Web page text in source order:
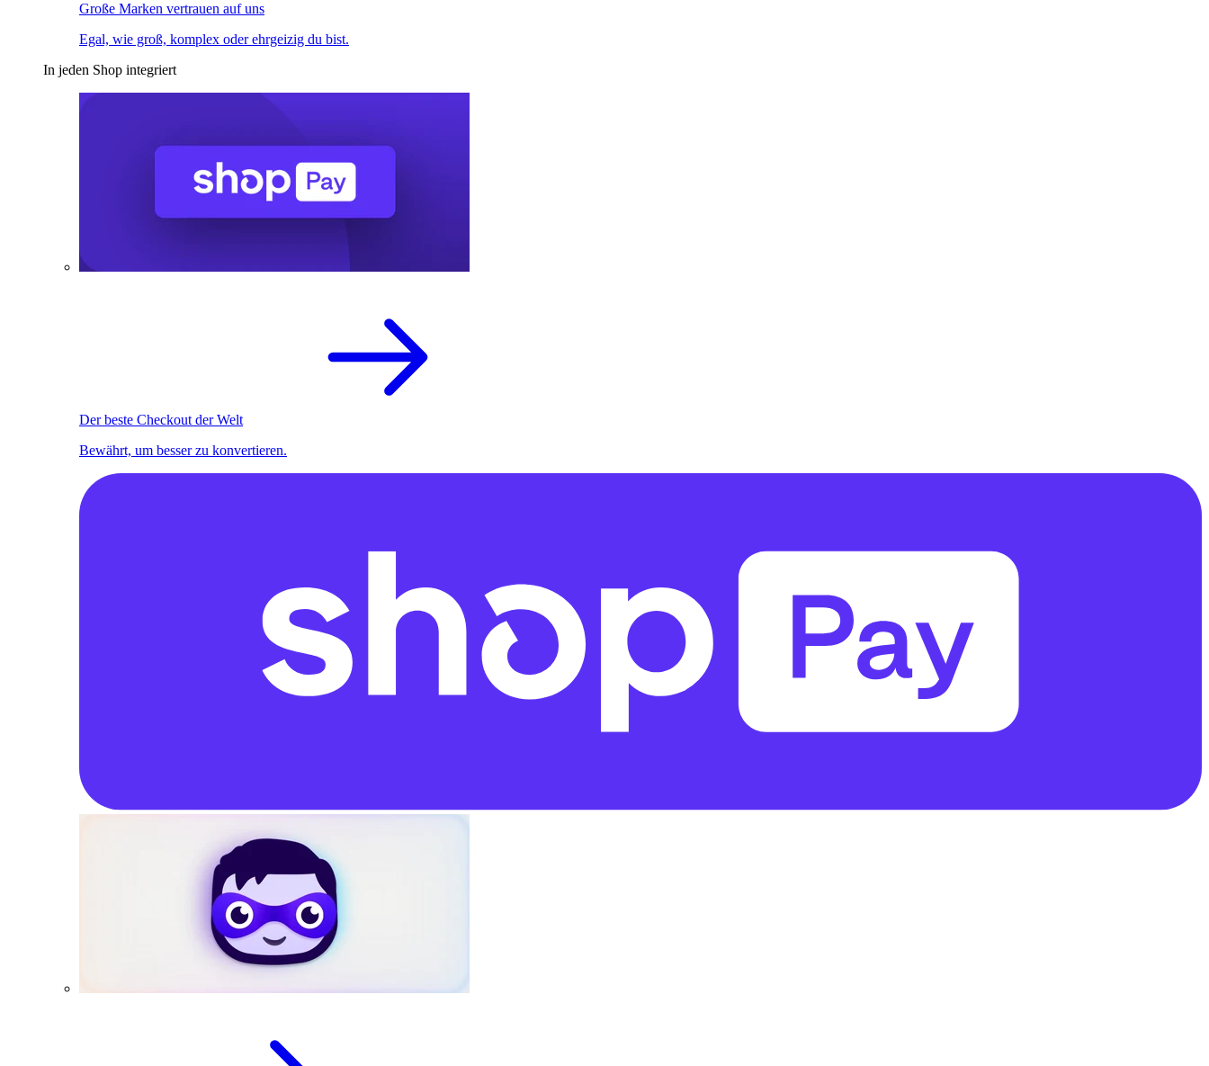
Große Marken vertrauen auf uns
Egal, wie groß, komplex oder ehrgeizig du bist.
In jeden Shop integriert
Der beste Checkout der Welt
Bewährt, um besser zu konvertieren.